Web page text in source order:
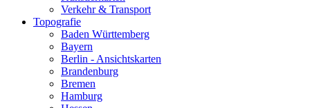
Verkehr & Transport
Topografie
Baden Württemberg
Bayern
Berlin - Ansichtskarten
Brandenburg
Bremen
Hamburg